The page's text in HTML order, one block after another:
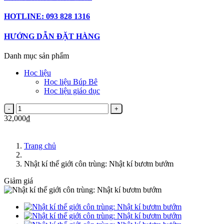
HOTLINE: 093 828 1316
HƯỚNG DẪN ĐẶT HÀNG
Danh mục sản phẩm
Học liệu
Học liệu Búp Bê
Học liệu giáo dục
32,000₫
Trang chủ
Nhật kí thế giới côn trùng: Nhật kí bươm bướm
Giảm giá